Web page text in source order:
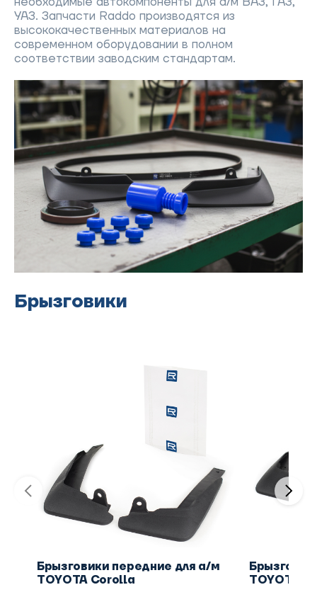
УАЗ. Запчасти Raddo производятся из
высококачественных материалов на
современном оборудовании в полном
соответствии заводским стандартам.
Брызговики
Брызговики передние для а/м
TOYOTA Corolla
TOYOTA